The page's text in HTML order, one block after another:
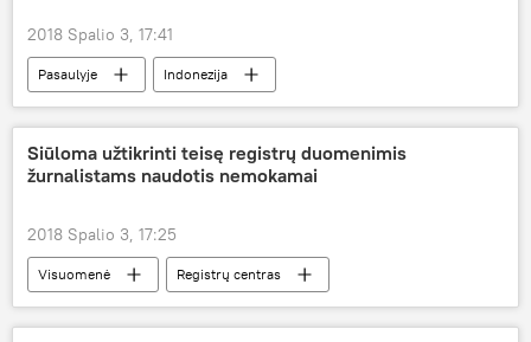
2018 Spalio 3, 17:41
Pasaulyje
Indonezija
ugnikalnio išsiveržimas
ugnikalnis
Siūloma užtikrinti teisę registrų duomenimis
žurnalistams naudotis nemokamai
2018 Spalio 3, 17:25
Visuomenė
Registrų centras
Susisiekimo ministerija
žurnalistai